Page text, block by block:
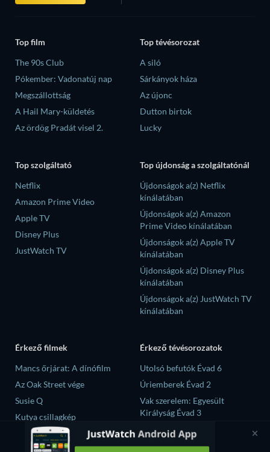
Top film
The 90s Club
Pókember: Vadonatúj nap
Megszállottság
A Hail Mary-küldetés
Az ördög Pradát visel 2.
Top tévésorozat
A siló
Sárkányok háza
Az újonc
Dutton birtok
Lucky
Top szolgáltató
Netflix
Amazon Prime Video
Apple TV
Disney Plus
JustWatch TV
Top újdonság a szolgáltatónál
Újdonságok a(z) Netflix
kínálatában
Újdonságok a(z) Amazon
Prime Video kínálatában
Újdonságok a(z) Apple TV
kínálatában
Újdonságok a(z) Disney Plus
kínálatában
Újdonságok a(z) JustWatch TV
kínálatában
Érkező filmek
Mancs őrjárat: A dínófilm
Az Oak Street vége
Susie Q
Kutya csillagkép
A sivatag fia
Érkező tévésorozatok
Utolsó befutók Évad 6
Úriemberek Évad 2
Vak szerelem: Egyesült
Királyság Évad 3
Until the T-Shirt Dries Évad 1
A szilánkok Évad 1